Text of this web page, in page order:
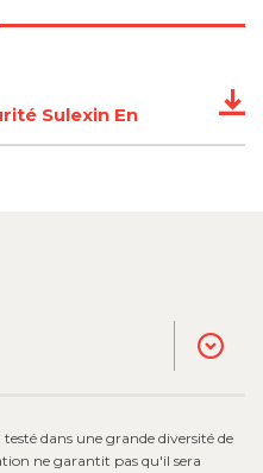
Sulexin En
dans une grande diversité de
ne garantit pas qu'il sera